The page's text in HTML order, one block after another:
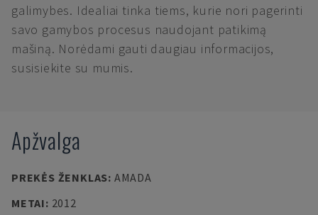
galimybes. Idealiai tinka tiems, kurie nori pagerinti
savo gamybos procesus naudojant patikimą
mašiną. Norėdami gauti daugiau informacijos,
susisiekite su mumis.
Apžvalga
PREKĖS ŽENKLAS: AMADA
METAI: 2012